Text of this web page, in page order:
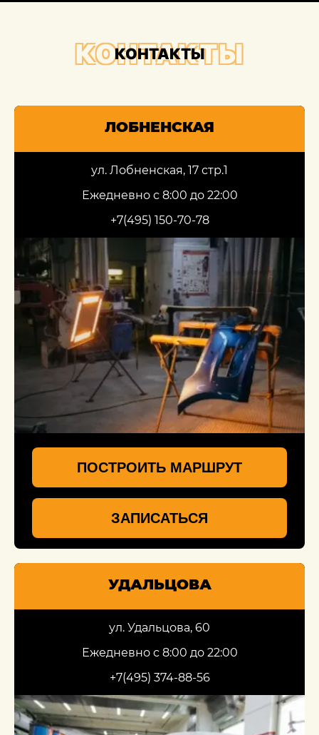
КОНТАКТЫ
КОНТАКТЫ
ЛОБНЕНСКАЯ
ул. Лобненская, 17 стр.1
Ежедневно с 8:00 до 22:00
+7(495) 150-70-78
ПОСТРОИТЬ МАРШРУТ
ЗАПИСАТЬСЯ
УДАЛЬЦОВА
ул. Удальцова, 60
Ежедневно с 8:00 до 22:00
+7(495) 374-88-56